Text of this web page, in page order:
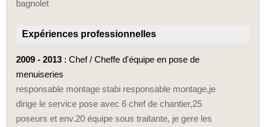
bagnolet
Expériences professionnelles
2009 - 2013 : Chef / Cheffe d'équipe en pose de
menuiseries
responsable montage stabi responsable montage,je
dirige le service pose avec 6 chef de chantier,25
poseurs et env.20 équipe sous traitante, je gere les